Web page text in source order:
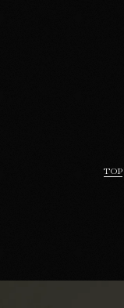
TOP